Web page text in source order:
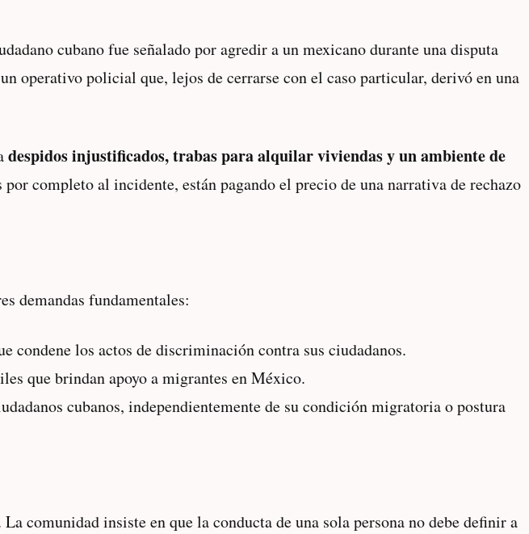
cubano fue señalado por agredir a un mexicano durante una disputa
operativo policial que, lejos de cerrarse con el caso particular, derivó en una
despidos injustificados, trabas para alquilar viviendas y un ambiente de
completo al incidente, están pagando el precio de una narrativa de rechazo
demandas fundamentales:
condene los actos de discriminación contra sus ciudadanos.
que brindan apoyo a migrantes en México.
cubanos, independientemente de su condición migratoria o postura
comunidad insiste en que la conducta de una sola persona no debe definir a